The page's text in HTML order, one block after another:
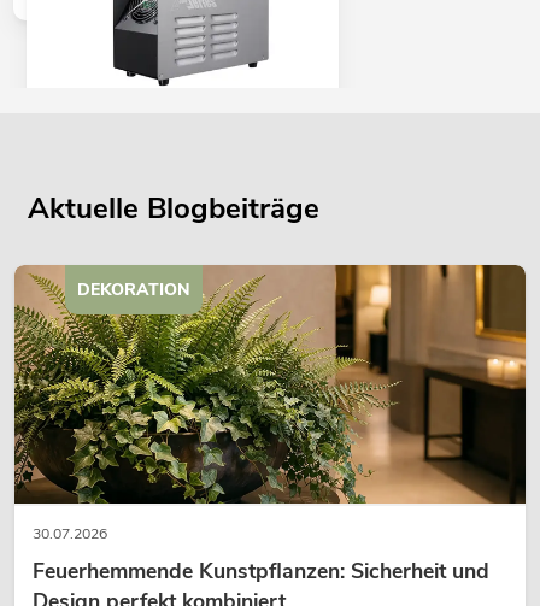
459,00€
Aktuelle Blogbeiträge
30.07.2026
Feuerhemmende Kunstpflanzen: Sicherheit und
DEKORATION